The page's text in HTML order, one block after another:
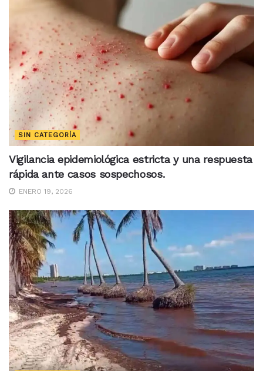
SIN CATEGORÍA
Vigilancia epidemiológica estricta y una respuesta
rápida ante casos sospechosos.
ENERO 19, 2026